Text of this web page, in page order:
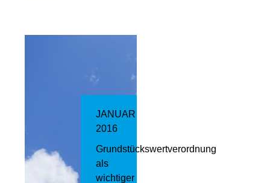
JANUAR
2016
Grundstückswertverordnung
als
wichtiger